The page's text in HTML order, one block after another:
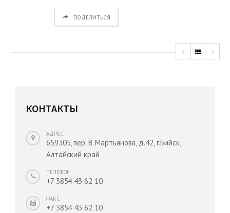
ПОДЕЛИТЬСЯ
КОНТАКТЫ
АДРЕС
659305, пер. В. Мартьянова, д.42, г.Бийск,
Алтайский край
ТЕЛЕФОН
+7 3854 43 62 10
ФАКС
+7 3854 43 62 10